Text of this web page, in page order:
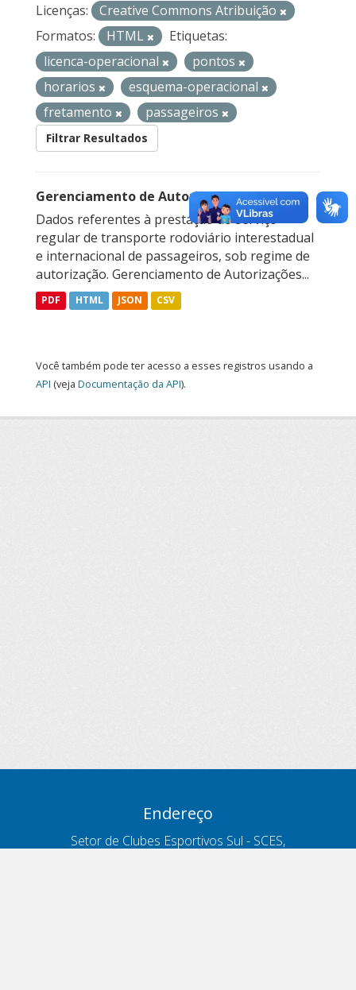
Licenças:
Creative Commons Atribuição
Formatos:
HTML
Etiquetas:
licenca-operacional
pontos
horarios
esquema-operacional
fretamento
passageiros
Filtrar Resultados
Gerenciamento de Autorizações
Dados referentes à prestação do serviço
regular de transporte rodoviário interestadual
e internacional de passageiros, sob regime de
autorização. Gerenciamento de Autorizações...
PDF HTML JSON CSV
Você também pode ter acesso a esses registros usando a
API (veja Documentação da API).
Endereço
Setor de Clubes Esportivos Sul - SCES,